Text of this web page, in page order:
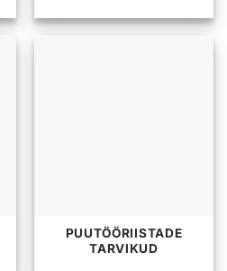
PUUTÖÖRIISTADE
TARVIKUD